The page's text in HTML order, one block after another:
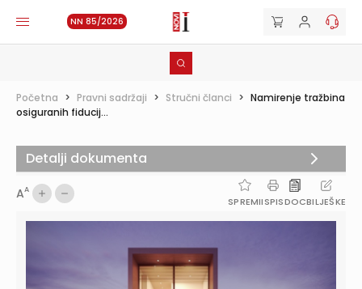
NN 85/2026
Početna > Pravni sadržaji > Stručni članci > Namirenje tražbina
osiguranih fiducij...
AA
SPREMIISPISDOCBILJEŠKE
Detalji dokumenta